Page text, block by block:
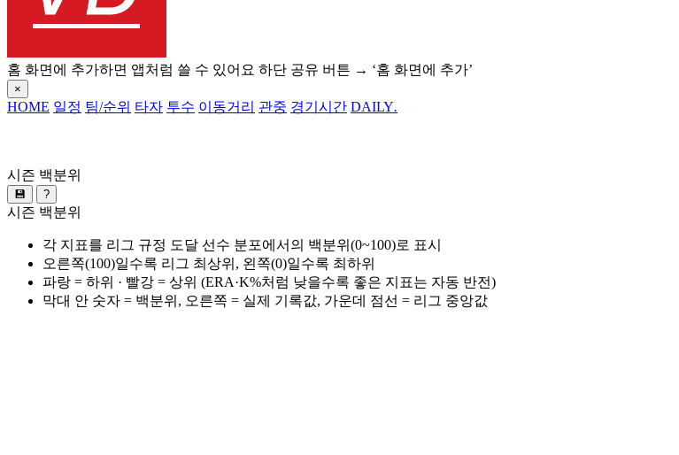
홈 화면에 추가하면 앱처럼 쓸 수 있어요 하단 공유 버튼 → ‘홈 화면에 추가’
×
HOME 일정 팀/순위 타자 투수 이동거리 관중 경기시간 DAILY.
시즌 백분위
💾 ?
시즌 백분위
각 지표를 리그 규정 도달 선수 분포에서의 백분위(0~100)로 표시
오른쪽(100)일수록 리그 최상위, 왼쪽(0)일수록 최하위
파랑 = 하위 · 빨강 = 상위 (ERA·K%처럼 낮을수록 좋은 지표는 자동 반전)
막대 안 숫자 = 백분위, 오른쪽 = 실제 기록값, 가운데 점선 = 리그 중앙값